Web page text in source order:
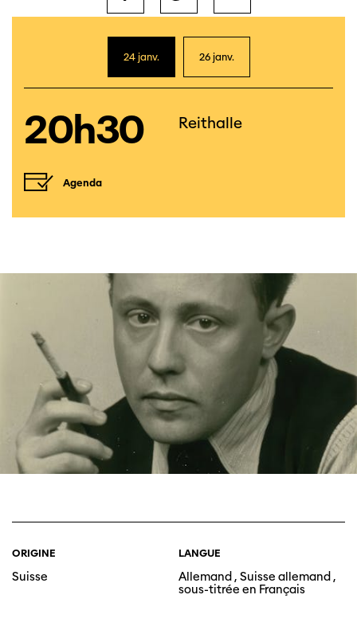
24 janv. 26 janv.
20h30 Reithalle
Agenda
ORIGINE
Suisse
LANGUE
Allemand , Suisse allemand ,
sous-titrée en Français